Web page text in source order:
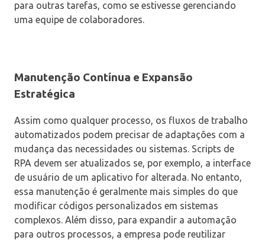
para outras tarefas, como se estivesse gerenciando
uma equipe de colaboradores.
Manutenção Contínua e Expansão
Estratégica
Assim como qualquer processo, os fluxos de trabalho
automatizados podem precisar de adaptações com a
mudança das necessidades ou sistemas. Scripts de
RPA devem ser atualizados se, por exemplo, a interface
de usuário de um aplicativo for alterada. No entanto,
essa manutenção é geralmente mais simples do que
modificar códigos personalizados em sistemas
complexos. Além disso, para expandir a automação
para outros processos, a empresa pode reutilizar